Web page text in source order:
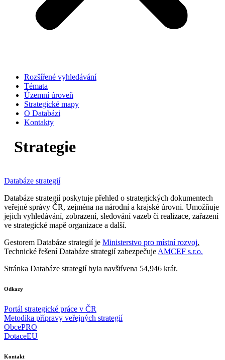
Rozšířené vyhledávání
Témata
Územní úroveň
Strategické mapy
O Databázi
Kontakty
Strategie
Databáze strategií
Databáze strategií poskytuje přehled o strategických dokumentech
veřejné správy ČR, zejména na národní a krajské úrovni. Umožňuje
jejich vyhledávání, zobrazení, sledování vazeb či realizace, zařazení
ve strategické mapě organizace a další.
Gestorem Databáze strategií je Ministerstvo pro místní rozvoj.
Technické řešení Databáze strategií zabezpečuje AMCEF s.r.o.
Stránka Databáze strategií byla navštívena 54,946 krát.
Odkazy
Portál strategické práce v ČR
Metodika přípravy veřejných strategií
ObcePRO
DotaceEU
Kontakt